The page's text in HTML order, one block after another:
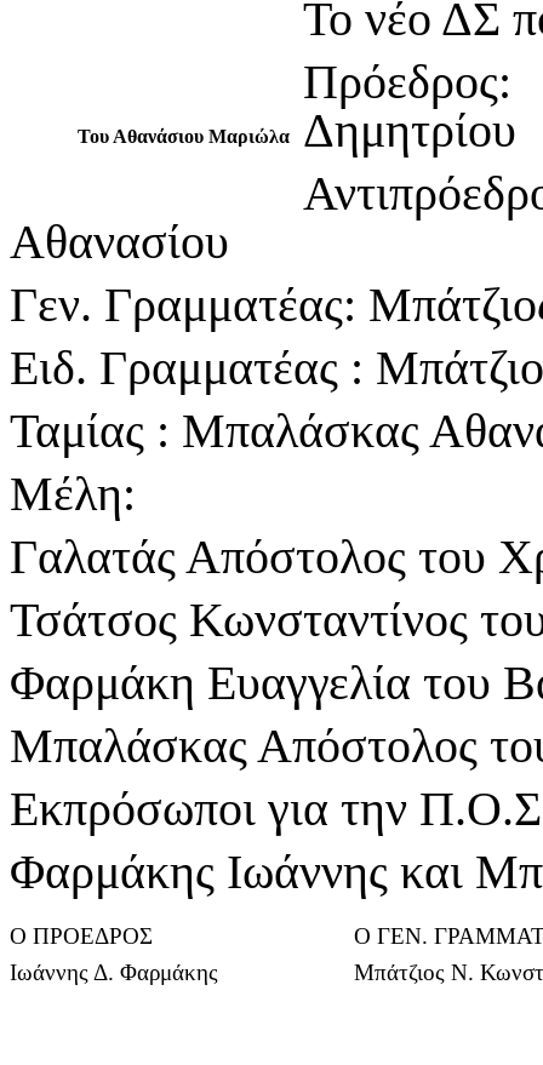
Του Αθανάσιου Μαριώλα
Το νέο ΔΣ
Δημητρίου
Αθανασίου
Γεν. Γραμματέας:
Ειδ. Γραμματέας :
Ταμίας : Μπαλάσκας
Μέλη:
Γαλατάς Απόστολος του
Τσάτσος Κωνσταντίνος
Φαρμάκη Ευαγγελία του
Μπαλάσκας Απόστολος
Εκπρόσωποι για την
Φαρμάκης Ιωάννης και
Ο ΠΡΟΕΔΡΟΣ
Ιωάννης Δ. Φαρμάκης
Ο ΓΕΝ.
Μπάτζιος Ν.